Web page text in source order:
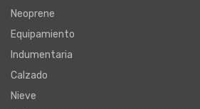
Neoprene
Equipamiento
Indumentaria
Calzado
Nieve